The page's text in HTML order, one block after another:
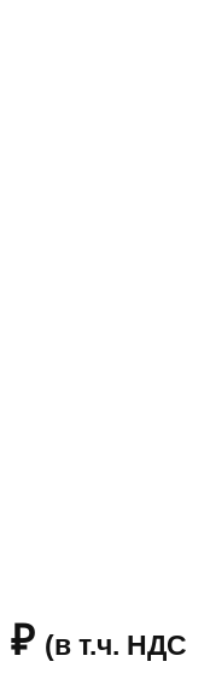
₽ (в т.ч. НДС